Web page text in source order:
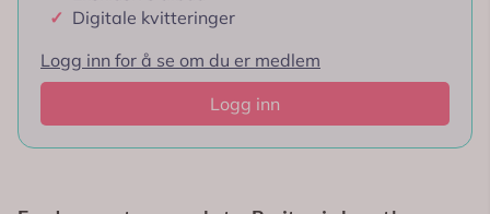
✓ Digitale kvitteringer
Logg inn for å se om du er medlem
Logg inn